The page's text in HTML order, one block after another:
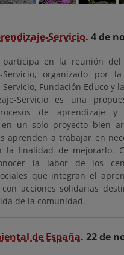
Servicio. 4 de
participa en la reunión
Servicio, organizado por
Fundación Educo y
Servicio es una
de aprendizaje
en un solo proyecto bien
aprenden a trabajar en
la finalidad de mejorarlo.
la labor de los
que integran el
con acciones solidarias
de la comunidad.
de España. 22 de